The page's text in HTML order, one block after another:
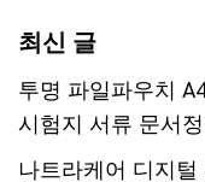
최신 글
투명 파일파우치
시험지 서류 문서
나트라케어 디지